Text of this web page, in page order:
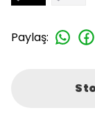
Paylaş: